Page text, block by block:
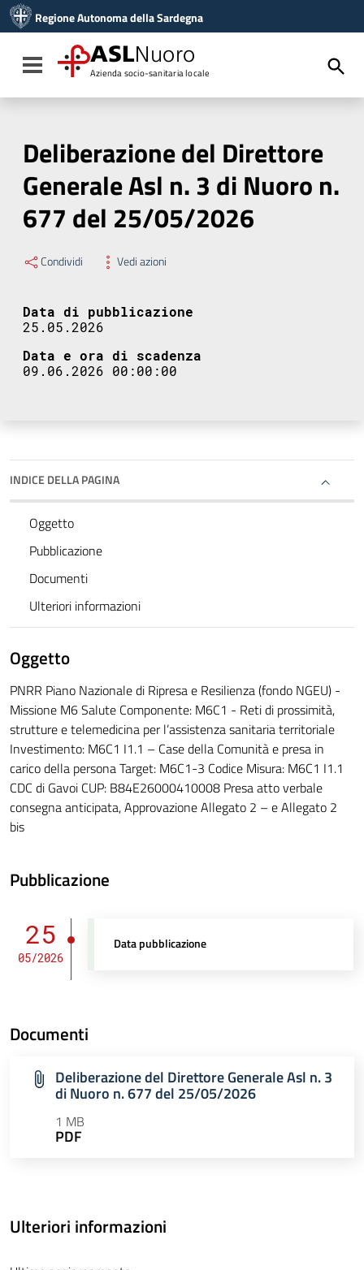
Vai al menu di navigazione
Vai al footer
Regione Autonoma della Sardegna
Toggle navigation
ASLNuoro
Azienda socio-sanitaria locale
Deliberazione del Direttore
Generale Asl n. 3 di Nuoro n.
677 del 25/05/2026
Condividi Vedi azioni
Data di pubblicazione
25.05.2026
Data e ora di scadenza
09.06.2026 00:00:00
INDICE DELLA PAGINA
Oggetto
Pubblicazione
Documenti
Ulteriori informazioni
Oggetto
PNRR Piano Nazionale di Ripresa e Resilienza (fondo NGEU) -
Missione M6 Salute Componente: M6C1 - Reti di prossimità,
strutture e telemedicina per l’assistenza sanitaria territoriale
Investimento: M6C1 I1.1 – Case della Comunità e presa in
carico della persona Target: M6C1-3 Codice Misura: M6C1 I1.1
CDC di Gavoi CUP: B84E26000410008 Presa atto verbale
consegna anticipata, Approvazione Allegato 2 – e Allegato 2
bis
Pubblicazione
25
05/2026
Data pubblicazione
Documenti
Deliberazione del Direttore Generale Asl n. 3
di Nuoro n. 677 del 25/05/2026
1 MB
PDF
Ulteriori informazioni